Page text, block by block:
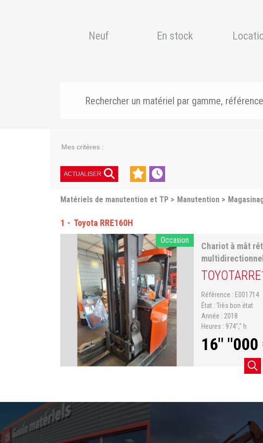
Neuf En stock
Mes critères :
ACTUALISER
Matériels de manutention et TP Manutention
1 Toyota RRE160H
Occasion
Chariot à mât
multidirectionnel
TOYOTA
Référence
E001714
État Très bon état
Année
2018
Heures
974"," h
16" "000